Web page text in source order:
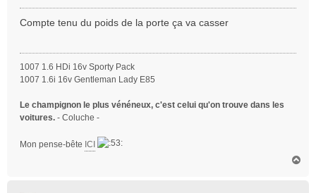
e
s
g
e
Compte tenu du poids de la porte ça va casser
1007 1.6 HDi 16v Sporty Pack
1007 1.6i 16v Gentleman Lady E85
Le champignon le plus vénéneux, c'est celui qu'on trouve dans les
voitures. - Coluche -
Mon pense-bête ICI